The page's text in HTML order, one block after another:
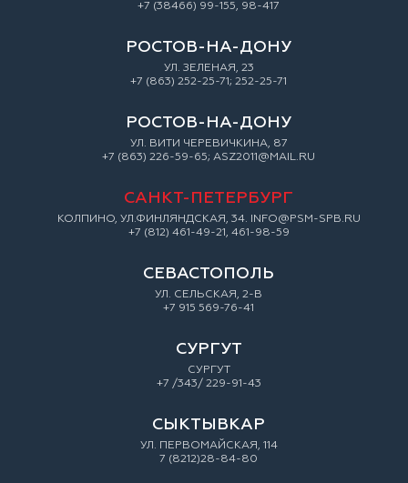
+7 (38466) 99-155, 98-417
РОСТОВ-НА-ДОНУ
УЛ. ЗEЛEНAЯ, 23
+7 (863) 252-25-71; 252-25-71
РОСТОВ-НА-ДОНУ
УЛ. ВИТИ ЧЕРЕВИЧКИНА, 87
+7 (863) 226-59-65; ASZ2011@MAIL.RU
САНКТ-ПЕТЕРБУРГ
КОЛПИНО, УЛ.ФИНЛЯНДСКАЯ, 34. INFO@PSM-SPB.RU
+7 (812) 461-49-21, 461-98-59
СЕВАСТОПОЛЬ
УЛ. СЕЛЬСКАЯ, 2-В
+7 915 569-76-41
СУРГУТ
СУРГУТ
+7 /343/ 229-91-43
СЫКТЫВКАР
УЛ. ПЕРВОМАЙСКАЯ, 114
7 (8212)28-84-80